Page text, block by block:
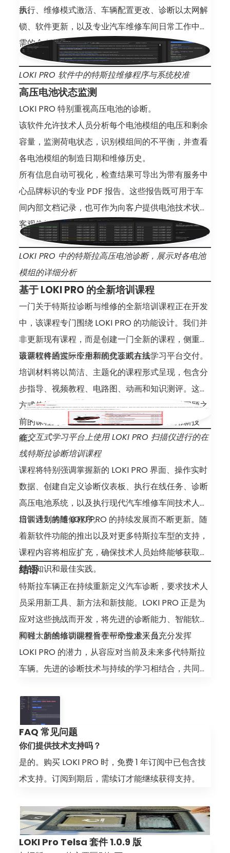
示。
执行、维修模式激活、车辆配置更改、诊断以太网解
锁、软件更新，以及专业汽车维修车间日常工作中所
需的众多其他操作。
LOKI PRO 软件中的特斯拉维修程序与系统校准
高压电池状态监测
LOKI PRO 特别重视高压电池的诊断。
该软件允许技术人员分析每个电池模组的电压和剩余
容量，监测荷电状态，识别模组间的不平衡，并查看
各电池模组的制造日期和维修历史。
所有信息自动可视化，检查结果可导出为带有服务中
心品牌标识的专业 PDF 报告。这些报告既可用于车
间内部文档记录，也可作为向客户提供电池技术状况
客观依据的有效凭证。
LOKI PRO 中的特斯拉高压电池诊断，展示对各电池
模组的详细分析
基于 LOKI PRO 的全新培训课程
一门关于特斯拉诊断与维修的全新培训课程正在开发
中，该课程专门围绕 LOKI PRO 的功能设计。我们并
非更新现有课程，而是创建一门全新的课程，侧重于
最新软件的实际应用和现代诊断方法。
该课程将通过一个全新的交互式在线学习平台交付。
培训材料将以简洁、主题化的课程形式呈现，包含分
步指导、视频教程、电路图、动画和知识测评。这种
方式使技术人员能够按自己的节奏学习，随时回顾之
前的课程内容，并立即在实际维修场景中应用新技
能。
在交互式学习平台上使用 LOKI PRO 扫描仪进行的在
线特斯拉诊断培训课程
课程将特别强调掌握新的 LOKI PRO 界面、操作实时
数据、创建自定义诊断仪表板、执行在线任务、诊断
高压电池系统，以及执行现代汽车维修车间技术人员
日常遇到的维修程序。
培训计划将随 LOKI PRO 的持续发展而不断更新。随
着新软件功能的推出以及对更多特斯拉车型的支持，
课程内容将相应扩充，确保技术人员始终能够获取最
新的知识和最佳实践。
结语
特斯拉车辆正在持续重新定义汽车诊断，要求技术人
员采用新工具、新方法和新技能。LOKI PRO 正是为
应对这些挑战而开发，将先进的诊断能力、智能软件
和强大的维修功能整合于一个专业平台。
同时，新的培训课程旨在帮助技术人员充分发挥
LOKI PRO 的潜力，从容应对当前及未来多代特斯拉
车辆。先进的诊断技术与持续的学习相结合，共同为
FAQ 常见问题
你们提供技术支持吗？
是的。购买 LOKI PRO 时，免费 1 年订阅中已包含技
术支持。订阅到期后，需续订才能继续获得支持。
在工作时间内，我们的响应时间在 2 小时以内。
技术支持处理哪些问题？
设备设置、软件配置、诊断错误、更新以及有关
LOKI Pro Telsa 套件 1.0.9 版